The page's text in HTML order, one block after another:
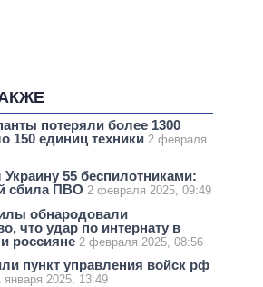
потеряли более 1300
150 единиц техники 2 февраля
Украину 55 беспилотниками:
сбила ПВО 2 февраля 2025, 09:49
обнародовали
что удар по интернату в
россияне 2 февраля 2025, 08:56
пункт управления войск рф
января 2025, 13:49